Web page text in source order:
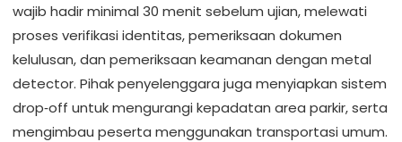
wajib hadir minimal 30 menit sebelum ujian, melewati
proses verifikasi identitas, pemeriksaan dokumen
kelulusan, dan pemeriksaan keamanan dengan metal
detector. Pihak penyelenggara juga menyiapkan sistem
drop‑off untuk mengurangi kepadatan area parkir, serta
mengimbau peserta menggunakan transportasi umum.